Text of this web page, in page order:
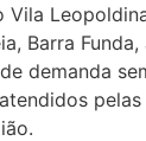
Vila
Barra
demanda
pelas